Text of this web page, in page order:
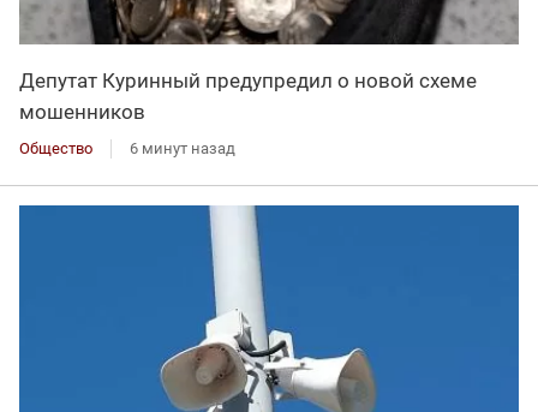
Депутат Куринный предупредил о новой схеме
мошенников
Общество 6 минут назад